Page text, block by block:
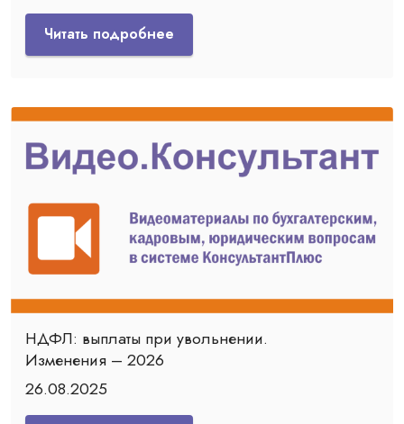
Читать подробнее
НДФЛ: выплаты при увольнении.
Изменения – 2026
26.08.2025